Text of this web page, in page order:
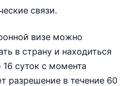
связи.
визе можно
в страну и находиться
суток с момента
разрешение в течение 60